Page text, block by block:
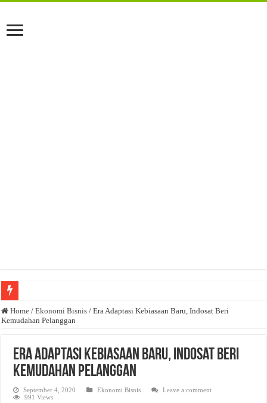
Anda butuh promosi usaha? Kontak ke Email redaksi@bisnisnasional.com
Dibutuhkan Marketing. Lamaran di-email ke redaksi@bisnisnasional.com
Home / Ekonomi Bisnis / Era Adaptasi Kebiasaan Baru, Indosat Beri
Kemudahan Pelanggan
Era Adaptasi Kebiasaan Baru, Indosat Beri
Kemudahan Pelanggan
September 4, 2020 Ekonomi Bisnis
Leave a comment
991 Views